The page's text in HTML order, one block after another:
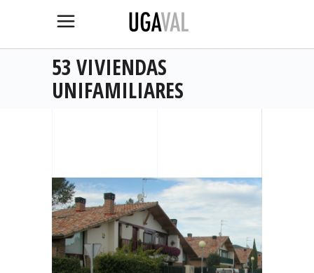
53 VIVIENDAS
UNIFAMILIARES